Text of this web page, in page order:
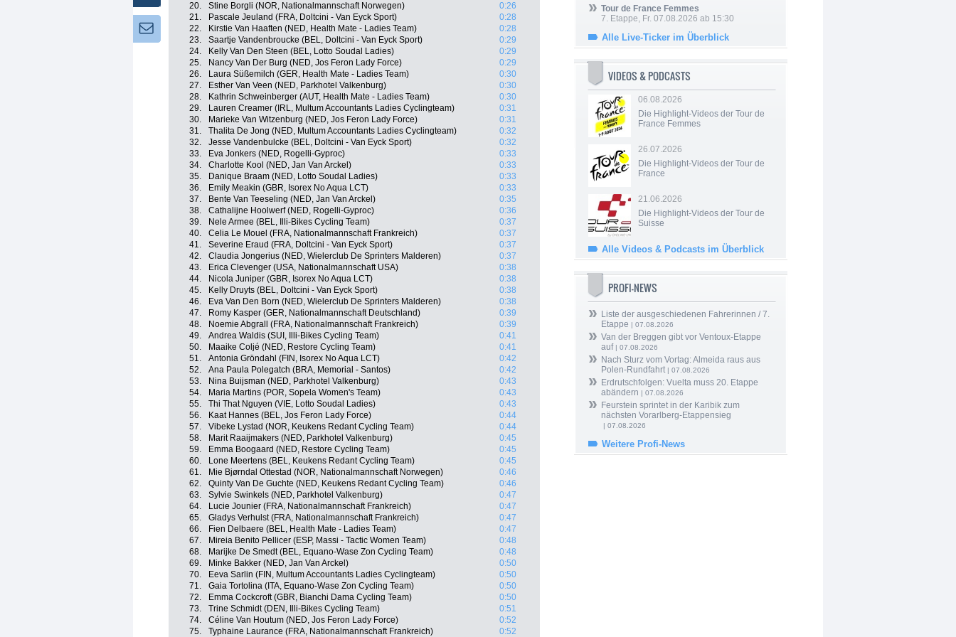
20.
Stine Borgli (NOR, Nationalmannschaft Norwegen)
0:26
21.
Pascale Jeuland (FRA, Doltcini - Van Eyck Sport)
0:28
22.
Kirstie Van Haaften (NED, Health Mate - Ladies Team)
0:28
23.
Saartje Vandenbroucke (BEL, Doltcini - Van Eyck Sport)
0:29
24.
Kelly Van Den Steen (BEL, Lotto Soudal Ladies)
0:29
25.
Nancy Van Der Burg (NED, Jos Feron Lady Force)
0:29
26.
Laura Süßemilch (GER, Health Mate - Ladies Team)
0:30
27.
Esther Van Veen (NED, Parkhotel Valkenburg)
0:30
28.
Kathrin Schweinberger (AUT, Health Mate - Ladies Team)
0:30
29.
Lauren Creamer (IRL, Multum Accountants Ladies Cyclingteam)
0:31
30.
Marieke Van Witzenburg (NED, Jos Feron Lady Force)
0:31
31.
Thalita De Jong (NED, Multum Accountants Ladies Cyclingteam)
0:32
32.
Jesse Vandenbulcke (BEL, Doltcini - Van Eyck Sport)
0:32
33.
Eva Jonkers (NED, Rogelli-Gyproc)
0:33
34.
Charlotte Kool (NED, Jan Van Arckel)
0:33
35.
Danique Braam (NED, Lotto Soudal Ladies)
0:33
36.
Emily Meakin (GBR, Isorex No Aqua LCT)
0:33
37.
Bente Van Teeseling (NED, Jan Van Arckel)
0:35
38.
Cathalijne Hoolwerf (NED, Rogelli-Gyproc)
0:36
39.
Nele Armee (BEL, Illi-Bikes Cycling Team)
0:37
40.
Celia Le Mouel (FRA, Nationalmannschaft Frankreich)
0:37
41.
Severine Eraud (FRA, Doltcini - Van Eyck Sport)
0:37
42.
Claudia Jongerius (NED, Wielerclub De Sprinters Malderen)
0:37
43.
Erica Clevenger (USA, Nationalmannschaft USA)
0:38
44.
Nicola Juniper (GBR, Isorex No Aqua LCT)
0:38
45.
Kelly Druyts (BEL, Doltcini - Van Eyck Sport)
0:38
46.
Eva Van Den Born (NED, Wielerclub De Sprinters Malderen)
0:38
47.
Romy Kasper (GER, Nationalmannschaft Deutschland)
0:39
48.
Noemie Abgrall (FRA, Nationalmannschaft Frankreich)
0:39
49.
Andrea Waldis (SUI, Illi-Bikes Cycling Team)
0:41
50.
Maaike Coljé (NED, Restore Cycling Team)
0:41
51.
Antonia Gröndahl (FIN, Isorex No Aqua LCT)
0:42
52.
Ana Paula Polegatch (BRA, Memorial - Santos)
0:42
53.
Nina Buijsman (NED, Parkhotel Valkenburg)
0:43
54.
Maria Martins (POR, Sopela Women's Team)
0:43
55.
Thi That Nguyen (VIE, Lotto Soudal Ladies)
0:43
56.
Kaat Hannes (BEL, Jos Feron Lady Force)
0:44
57.
Vibeke Lystad (NOR, Keukens Redant Cycling Team)
0:44
58.
Marit Raaijmakers (NED, Parkhotel Valkenburg)
0:45
59.
Emma Boogaard (NED, Restore Cycling Team)
0:45
60.
Lone Meertens (BEL, Keukens Redant Cycling Team)
0:45
61.
Mie Bjørndal Ottestad (NOR, Nationalmannschaft Norwegen)
0:46
62.
Quinty Van De Guchte (NED, Keukens Redant Cycling Team)
0:46
63.
Sylvie Swinkels (NED, Parkhotel Valkenburg)
0:47
64.
Lucie Jounier (FRA, Nationalmannschaft Frankreich)
0:47
65.
Gladys Verhulst (FRA, Nationalmannschaft Frankreich)
0:47
66.
Fien Delbaere (BEL, Health Mate - Ladies Team)
0:47
67.
Mireia Benito Pellicer (ESP, Massi - Tactic Women Team)
0:48
68.
Marijke De Smedt (BEL, Equano-Wase Zon Cycling Team)
0:48
69.
Minke Bakker (NED, Jan Van Arckel)
0:50
70.
Eeva Sarlin (FIN, Multum Accountants Ladies Cyclingteam)
0:50
71.
Gaia Tortolina (ITA, Equano-Wase Zon Cycling Team)
0:50
72.
Emma Cockcroft (GBR, Bianchi Dama Cycling Team)
0:50
73.
Trine Schmidt (DEN, Illi-Bikes Cycling Team)
0:51
74.
Céline Van Houtum (NED, Jos Feron Lady Force)
0:52
75.
Typhaine Laurance (FRA, Nationalmannschaft Frankreich)
0:52
Tour de France Femmes
7. Etappe, Fr. 07.08.2026 ab 15:30
Alle Live-Ticker im Überblick
VIDEOS & PODCASTS
06.08.2026
Die Highlight-Videos der Tour de
France Femmes
26.07.2026
Die Highlight-Videos der Tour de
France
21.06.2026
Die Highlight-Videos der Tour de
Suisse
Alle Videos & Podcasts im Überblick
PROFI-NEWS
Liste der ausgeschiedenen Fahrerinnen / 7.
Etappe | 07.08.2026
Van der Breggen gibt vor Ventoux-Etappe
auf| 07.08.2026
Nach Sturz vom Vortag: Almeida raus aus
Polen-Rundfahrt| 07.08.2026
Erdrutschfolgen: Vuelta muss 20. Etappe
abändern | 07.08.2026
Feurstein sprintet in der Karibik zum
nächsten Vorarlberg-Etappensieg
| 07.08.2026
Weitere Profi-News
Newsletter: